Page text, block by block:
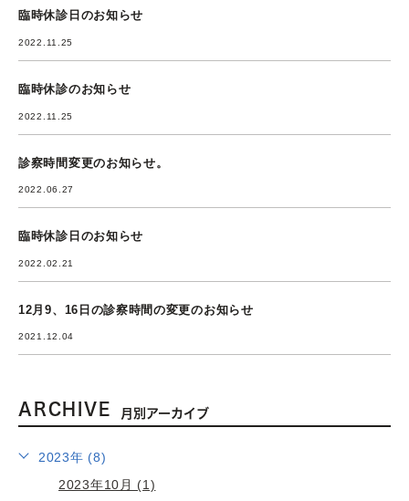
臨時休診日のお知らせ
2022.11.25
臨時休診のお知らせ
2022.11.25
診察時間変更のお知らせ。
2022.06.27
臨時休診日のお知らせ
2022.02.21
12月9、16日の診察時間の変更のお知らせ
2021.12.04
ARCHIVE 月別アーカイブ
2023年 (8)
2023年10月 (1)